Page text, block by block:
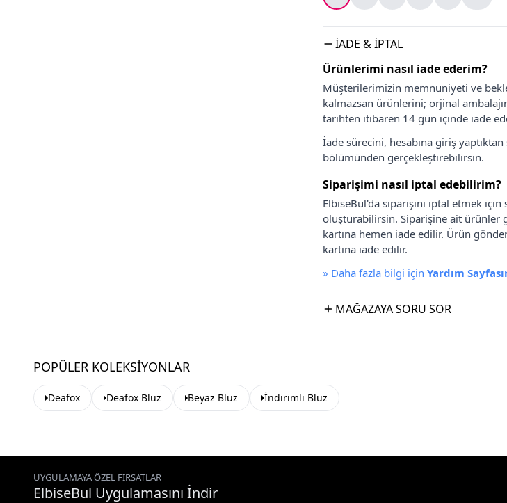
İADE & İPTAL
Ürünlerimi nasıl iade ederim?
Müşterilerimizin memnuniyeti ve
kalmazsan ürünlerini; orjinal
tarihten itibaren 14 gün içinde iade
İade sürecini, hesabına giriş
bölümünden gerçekleştirebilirsin.
Siparişimi nasıl iptal edebilirim?
ElbiseBul'da siparişini iptal etmek
oluşturabilirsin. Siparişine ait ürünler
kartına hemen iade edilir. Ürün
kartına iade edilir.
» Daha fazla bilgi için Yardım
MAĞAZAYA SORU SOR
POPÜLER KOLEKSIYONLAR
Deafox Deafox Bluz Beyaz Bluz İndirimli Bluz
UYGULAMAYA ÖZEL FIRSATLAR
ElbiseBul Uygulamasını İndir